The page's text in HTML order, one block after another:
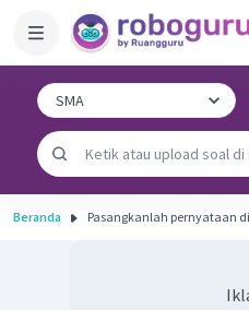
Beranda Pasangkanlah pernyataan